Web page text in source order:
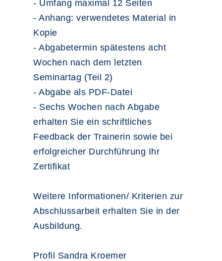
- Umfang maximal 12 Seiten
- Anhang: verwendetes Material in
Kopie
- Abgabetermin spätestens acht
Wochen nach dem letzten
Seminartag (Teil 2)
- Abgabe als PDF-Datei
- Sechs Wochen nach Abgabe
erhalten Sie ein schriftliches
Feedback der Trainerin sowie bei
erfolgreicher Durchführung Ihr
Zertifikat
Weitere Informationen/ Kriterien zur
Abschlussarbeit erhalten Sie in der
Ausbildung.
Profil Sandra Kroemer